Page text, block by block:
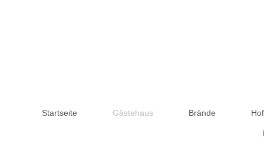
Startseite Gästehaus Brände